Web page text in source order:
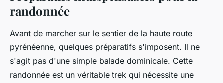
randonnée
Avant de marcher sur le sentier de la haute route
pyrénéenne, quelques préparatifs s'imposent. Il ne
s'agit pas d'une simple balade dominicale. Cette
randonnée est un véritable trek qui nécessite une